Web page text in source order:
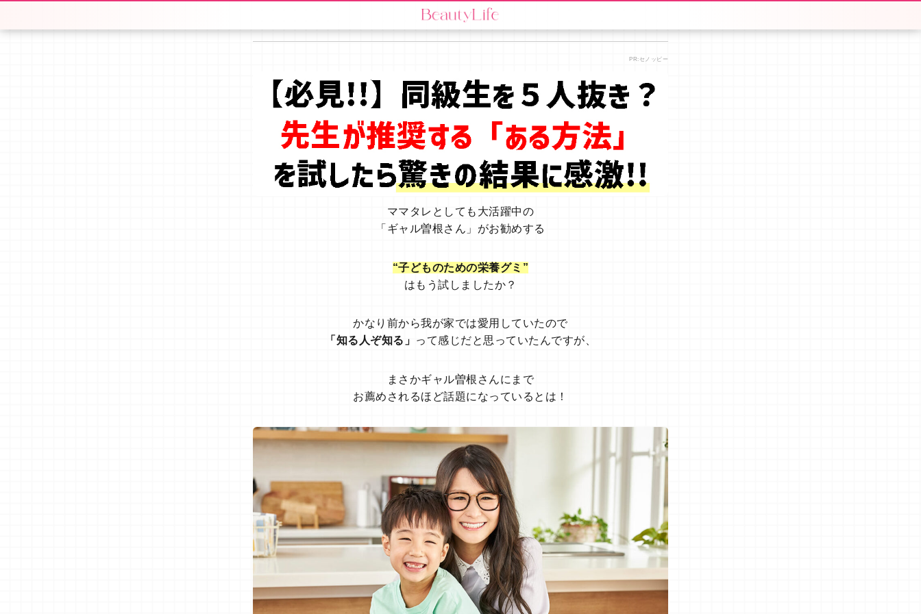
PR:セノッピー
ママタレとしても大活躍中の
「ギャル曽根さん」がお勧めする
“子どものための栄養グミ”
はもう試しましたか？
かなり前から我が家では愛用していたので
「知る人ぞ知る」 って感じだと思っていたんですが、
まさかギャル曽根さんにまで
お薦めされるほど話題になっているとは！